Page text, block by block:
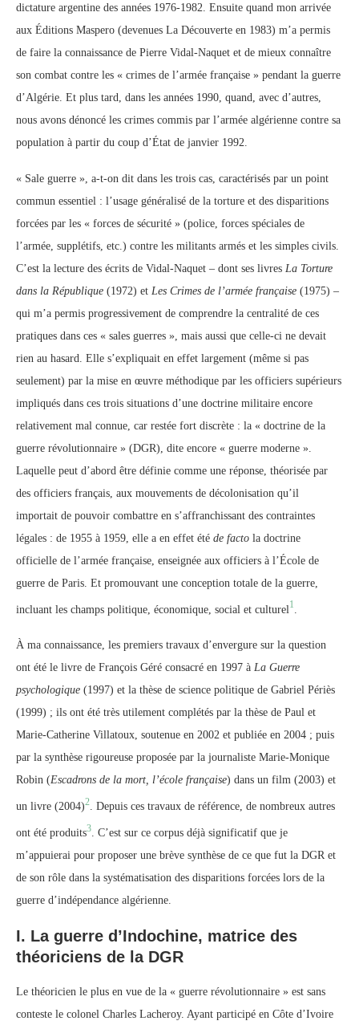
dictature argentine des années 1976-1982. Ensuite quand mon arrivée
aux Éditions Maspero (devenues La Découverte en 1983) m’a permis
de faire la connaissance de Pierre Vidal-Naquet et de mieux connaître
son combat contre les « crimes de l’armée française » pendant la guerre
d’Algérie. Et plus tard, dans les années 1990, quand, avec d’autres,
nous avons dénoncé les crimes commis par l’armée algérienne contre sa
population à partir du coup d’État de janvier 1992.
« Sale guerre », a-t-on dit dans les trois cas, caractérisés par un point
commun essentiel : l’usage généralisé de la torture et des disparitions
forcées par les « forces de sécurité » (police, forces spéciales de
l’armée, supplétifs, etc.) contre les militants armés et les simples civils.
C’est la lecture des écrits de Vidal-Naquet – dont ses livres La Torture
dans la République (1972) et Les Crimes de l’armée française (1975) –
qui m’a permis progressivement de comprendre la centralité de ces
pratiques dans ces « sales guerres », mais aussi que celle-ci ne devait
rien au hasard. Elle s’expliquait en effet largement (même si pas
seulement) par la mise en œuvre méthodique par les officiers supérieurs
impliqués dans ces trois situations d’une doctrine militaire encore
relativement mal connue, car restée fort discrète : la « doctrine de la
guerre révolutionnaire » (DGR), dite encore « guerre moderne ».
Laquelle peut d’abord être définie comme une réponse, théorisée par
des officiers français, aux mouvements de décolonisation qu’il
importait de pouvoir combattre en s’affranchissant des contraintes
légales : de 1955 à 1959, elle a en effet été de facto la doctrine
officielle de l’armée française, enseignée aux officiers à l’École de
guerre de Paris. Et promouvant une conception totale de la guerre,
incluant les champs politique, économique, social et culturel1
À ma connaissance, les premiers travaux d’envergure sur la question
ont été le livre de François Géré consacré en 1997 à La Guerre
psychologique (1997) et la thèse de science politique de Gabriel Périès
(1999) ; ils ont été très utilement complétés par la thèse de Paul et
Marie-Catherine Villatoux, soutenue en 2002 et publiée en 2004 ; puis
par la synthèse rigoureuse proposée par la journaliste Marie-Monique
Robin (Escadrons de la mort, l’école française) dans un film (2003) et
un livre (2004)2 . Depuis ces travaux de référence, de nombreux autres
ont été produits3 . C’est sur ce corpus déjà significatif que je
m’appuierai pour proposer une brève synthèse de ce que fut la DGR et
de son rôle dans la systématisation des disparitions forcées lors de la
guerre d’indépendance algérienne.
I. La guerre d’Indochine, matrice des
théoriciens de la DGR
Le théoricien le plus en vue de la « guerre révolutionnaire » est sans
conteste le colonel Charles Lacheroy. Ayant participé en Côte d’Ivoire